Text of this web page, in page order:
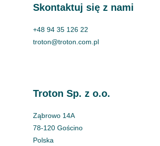
Skontaktuj się z nami
+48 94 35 126 22
troton@troton.com.pl
Troton Sp. z o.o.
Ząbrowo 14A
78-120 Gościno
Polska